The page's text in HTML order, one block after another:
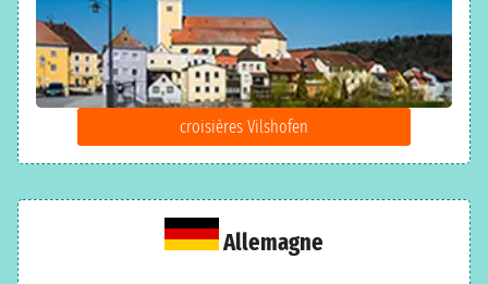
croisières Vilshofen
Allemagne